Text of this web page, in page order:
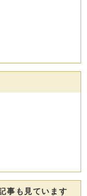
事も見ています